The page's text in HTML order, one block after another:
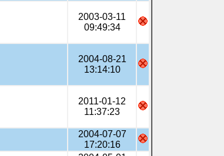
2003-03-11
09:49:34
2004-08-21
13:14:10
2011-01-12
11:37:23
2004-07-07
17:20:16